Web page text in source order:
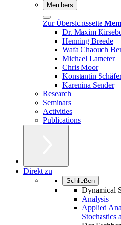
Members
Zur Übersichtsseite
Dr. Maxim
Henning Breede
Wafa Chaouch
Michael Lameter
Chris Moor
Konstantin Schäfer
Karenina Sender
Research
Seminars
Activities
Publications
Direkt zu
Schließen
Dynamical
Analysis
Applied
Stochastics